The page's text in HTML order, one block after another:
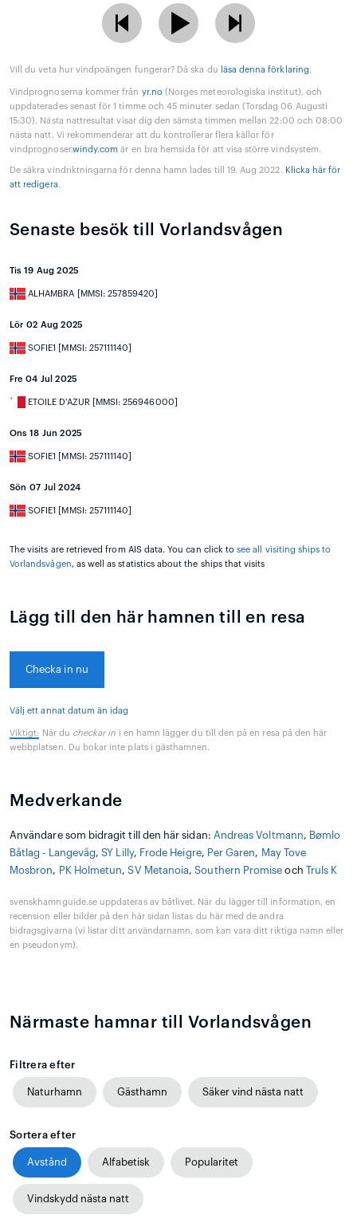
Vill du veta hur vindpoängen fungerar? Då ska du läsa denna förklaring.
Vindprognoserna kommer från yr.no (Norges meteorologiska institut), och
uppdaterades senast för 1 timme och 45 minuter sedan (Torsdag 06 Augusti
15:30). Nästa nattresultat visar dig den sämsta timmen mellan 22:00 och 08:00
nästa natt. Vi rekommenderar att du kontrollerar flera källor för
vindprognoser.windy.com är en bra hemsida för att visa större vindsystem.
De säkra vindriktningarna för denna hamn lades till 19. Aug 2022. Klicka här för
att redigera.
Senaste besök till Vorlandsvågen
Tis 19 Aug 2025
ALHAMBRA [MMSI: 257859420]
Lör 02 Aug 2025
SOFIE1 [MMSI: 257111140]
Fre 04 Jul 2025
ETOILE D'AZUR [MMSI: 256946000]
Ons 18 Jun 2025
SOFIE1 [MMSI: 257111140]
Sön 07 Jul 2024
SOFIE1 [MMSI: 257111140]
The visits are retrieved from AIS data. You can click tosee all visiting ships to
Vorlandsvågen, as well as statistics about the ships that visits
Lägg till den här hamnen till en resa
Checka in nu
Välj ett annat datum än idag
Viktigt: När du checkar in i en hamn lägger du till den på en resa på den här
webbplatsen. Du bokar inte plats i gästhamnen.
Medverkande
Användare som bidragit till den här sidan: Andreas Voltmann, Bømlo
Båtlag - Langevåg,SY Lilly, Frode Heigre, Per Garen, May Tove
Mosbron, PK Holmetun,SV Metanoia,Southern Promise och Truls K
svenskhamnguide.se uppdateras av båtlivet. När du lägger till information, en
recension eller bilder på den här sidan listas du här med de andra
bidragsgivarna (vi listar ditt användarnamn, som kan vara ditt riktiga namn eller
en pseudonym).
Närmaste hamnar till Vorlandsvågen
Filtrera efter
Naturhamn Gästhamn Säker vind nästa natt
Sortera efter
Avstånd Alfabetisk Popularitet
Vindskydd nästa natt